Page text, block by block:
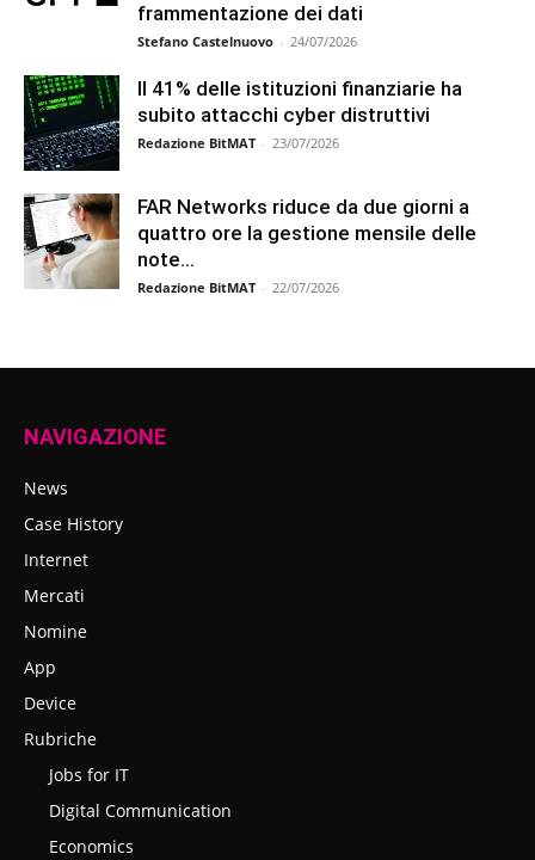
frammentazione dei dati
Stefano Castelnuovo - 24/07/2026
Il 41% delle istituzioni finanziarie ha
subito attacchi cyber distruttivi
Redazione BitMAT - 23/07/2026
FAR Networks riduce da due giorni a
quattro ore la gestione mensile delle
note...
Redazione BitMAT - 22/07/2026
NAVIGAZIONE
News
Case History
Internet
Mercati
Nomine
App
Device
Rubriche
Jobs for IT
Digital Communication
Economics